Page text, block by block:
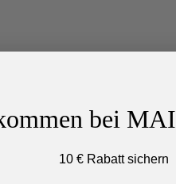
bei
10 € Rabatt sichern